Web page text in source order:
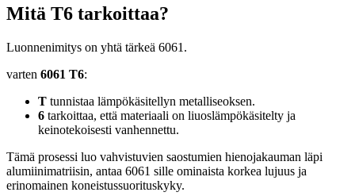
Mitä T6 tarkoittaa?
Luonnenimitys on yhtä tärkeä 6061.
varten 6061 T6:
T tunnistaa lämpökäsitellyn metalliseoksen.
6 tarkoittaa, että materiaali on liuoslämpökäsitelty ja
keinotekoisesti vanhennettu.
Tämä prosessi luo vahvistuvien saostumien hienojakauman läpi
alumiinimatriisin, antaa 6061 sille ominaista korkea lujuus ja
erinomainen koneistussuorituskyky.